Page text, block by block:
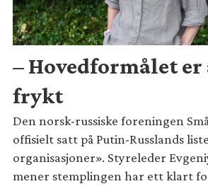
– Hovedformålet er
frykt
Den norsk-russiske foreningen
offisielt satt på Putin-Russlands
organisasjoner». Styreleder
mener stemplingen har ett klart